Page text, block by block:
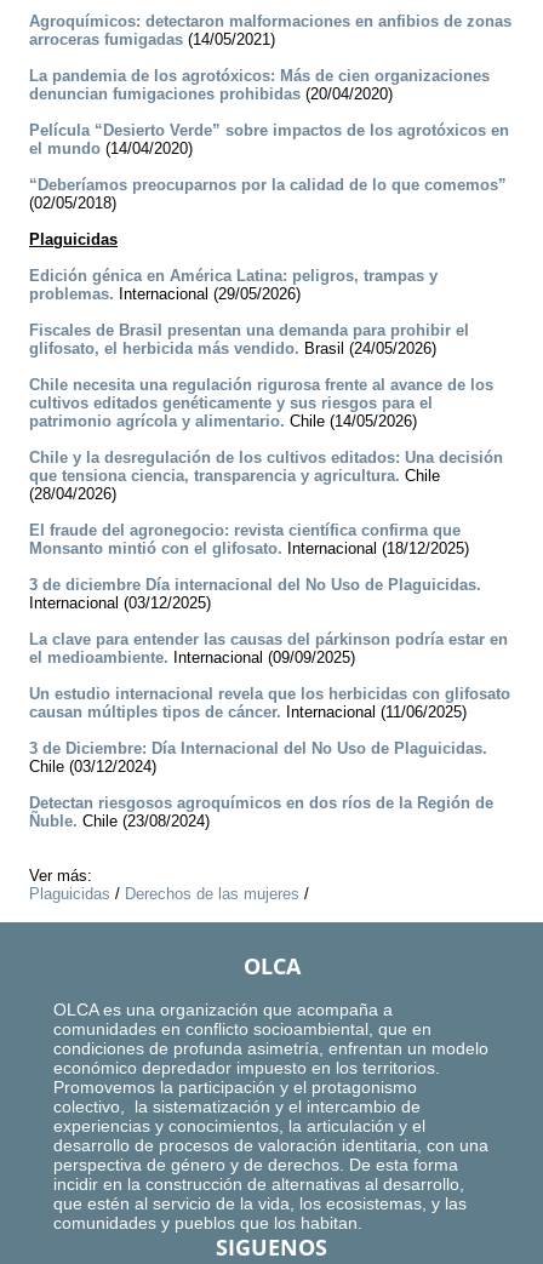
Agroquímicos: detectaron malformaciones en anfibios de zonas
arroceras fumigadas (14/05/2021)
La pandemia de los agrotóxicos: Más de cien organizaciones
denuncian fumigaciones prohibidas (20/04/2020)
Película “Desierto Verde” sobre impactos de los agrotóxicos en
el mundo (14/04/2020)
“Deberíamos preocuparnos por la calidad de lo que comemos”
(02/05/2018)
Plaguicidas
Edición génica en América Latina: peligros, trampas y
problemas. Internacional (29/05/2026)
Fiscales de Brasil presentan una demanda para prohibir el
glifosato, el herbicida más vendido. Brasil (24/05/2026)
Chile necesita una regulación rigurosa frente al avance de los
cultivos editados genéticamente y sus riesgos para el
patrimonio agrícola y alimentario. Chile (14/05/2026)
Chile y la desregulación de los cultivos editados: Una decisión
que tensiona ciencia, transparencia y agricultura. Chile
(28/04/2026)
El fraude del agronegocio: revista científica confirma que
Monsanto mintió con el glifosato. Internacional (18/12/2025)
3 de diciembre Día internacional del No Uso de Plaguicidas.
Internacional (03/12/2025)
La clave para entender las causas del párkinson podría estar en
el medioambiente. Internacional (09/09/2025)
Un estudio internacional revela que los herbicidas con glifosato
causan múltiples tipos de cáncer. Internacional (11/06/2025)
3 de Diciembre: Día Internacional del No Uso de Plaguicidas.
Chile (03/12/2024)
Detectan riesgosos agroquímicos en dos ríos de la Región de
Ñuble. Chile (23/08/2024)
Ver más:
Plaguicidas / Derechos de las mujeres /
OLCA
OLCA es una organización que acompaña a
comunidades en conflicto socioambiental, que en
condiciones de profunda asimetría, enfrentan un modelo
económico depredador impuesto en los territorios.
Promovemos la participación y el protagonismo
colectivo, la sistematización y el intercambio de
experiencias y conocimientos, la articulación y el
desarrollo de procesos de valoración identitaria, con una
perspectiva de género y de derechos. De esta forma
incidir en la construcción de alternativas al desarrollo,
que estén al servicio de la vida, los ecosistemas, y las
comunidades y pueblos que los habitan.
SIGUENOS